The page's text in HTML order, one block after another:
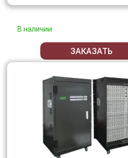
В наличии
ЗАКАЗАТЬ